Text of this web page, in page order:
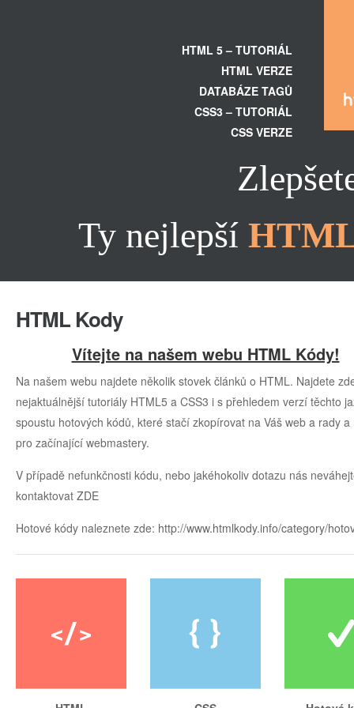
HTML 5 – TUTORIÁL
HTML VERZE
DATABÁZE TAGŮ
CSS3 – TUTORIÁL
CSS VERZE
Ty nejlepší
HTML Kody
Vítejte na našem webu HTML Kódy!
Na našem webu najdete několik stovek článků o HTML. Najdete
nejaktuálnější tutoriály HTML5 a CSS3 i s přehledem verzí těchto
spoustu hotových kódů, které stačí zkopírovat na Váš web a rady a
pro začínající webmastery.
V případě nefunkčnosti kódu, nebo jakéhokoliv dotazu nás
kontaktovat ZDE
Hotové kódy naleznete zde: http://www.htmlkody.info/category/